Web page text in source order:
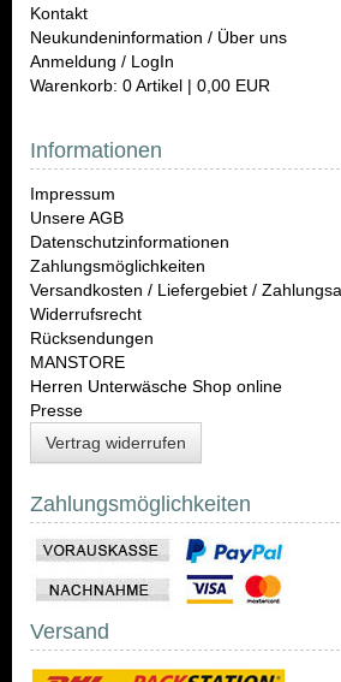
Kontakt
Neukundeninformation / Über uns
Anmeldung / LogIn
Warenkorb: 0 Artikel | 0,00 EUR
Informationen
Impressum
Unsere AGB
Datenschutzinformationen
Zahlungsmöglichkeiten
Versandkosten / Liefergebiet /
Widerrufsrecht
Rücksendungen
MANSTORE
Herren Unterwäsche Shop online
Presse
Vertrag widerrufen
Zahlungsmöglichkeiten
Versand